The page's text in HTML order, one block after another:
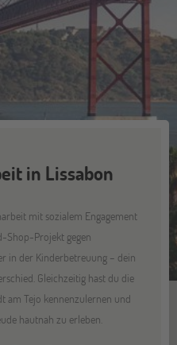
in Lissabon
mit sozialem Engagement
Shop-Projekt gegen
in der Kinderbetreuung – dein
Gleichzeitig hast du die
am Tejo kennenzulernen und
hautnah zu erleben.